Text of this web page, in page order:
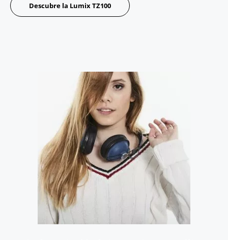
Descubre la Lumix TZ100